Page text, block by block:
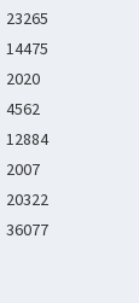
23265
14475
2020
4562
12884
2007
20322
36077